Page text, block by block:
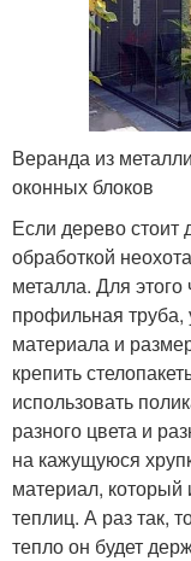
Веранда из
оконных блоков
Если дерево стоит
обработкой
металла. Для этого
профильная
материала и
крепить
использовать
разного цвета и
на кажущуюся
материал, который
теплиц. А раз так,
тепло он будет